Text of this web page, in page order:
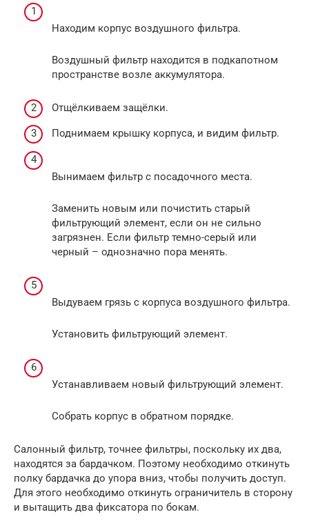
Находим корпус воздушного фильтра.
Воздушный фильтр находится в подкапотном
пространстве возле аккумулятора.
Отщёлкиваем защёлки.
Поднимаем крышку корпуса, и видим фильтр.
Вынимаем фильтр с посадочного места.
Заменить новым или почистить старый
фильтрующий элемент, если он не сильно
загрязнен. Если фильтр темно-серый или
черный – однозначно пора менять.
Выдуваем грязь с корпуса воздушного фильтра.
Установить фильтрующий элемент.
Устанавливаем новый фильтрующий элемент.
Собрать корпус в обратном порядке.
Салонный фильтр, точнее фильтры, поскольку их два,
находятся за бардачком. Поэтому необходимо откинуть
полку бардачка до упора вниз, чтобы получить доступ.
Для этого необходимо откинуть ограничитель в сторону
и вытащить два фиксатора по бокам.